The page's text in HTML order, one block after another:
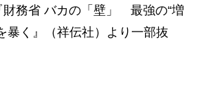
務省 バカの「壁」 最強の“増
暴く』（祥伝社）より一部抜